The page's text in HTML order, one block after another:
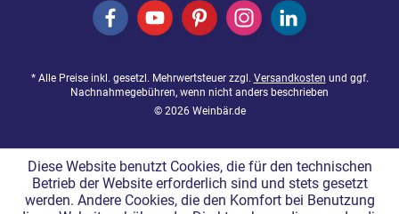
* Alle Preise inkl. gesetzl. Mehrwertsteuer zzgl. Versandkosten und ggf.
Nachnahmegebühren, wenn nicht anders beschrieben
© 2026 Weinbär.de
Diese Website benutzt Cookies, die für den technischen
Betrieb der Website erforderlich sind und stets gesetzt
werden. Andere Cookies, die den Komfort bei Benutzung